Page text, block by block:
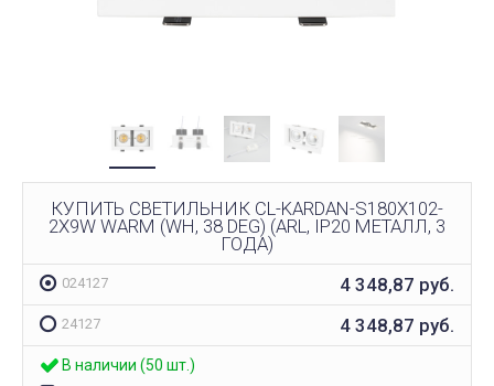
КУПИТЬ СВЕТИЛЬНИК CL-KARDAN-S180X102-
2X9W WARM (WH, 38 DEG) (ARL, IP20 МЕТАЛЛ, 3
ГОДА)
024127 4 348,87 руб.
24127 4 348,87 руб.
В наличии (50 шт.)